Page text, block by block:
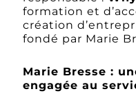
formation et
création
fondé par Marie
Marie Bresse :
engagée au